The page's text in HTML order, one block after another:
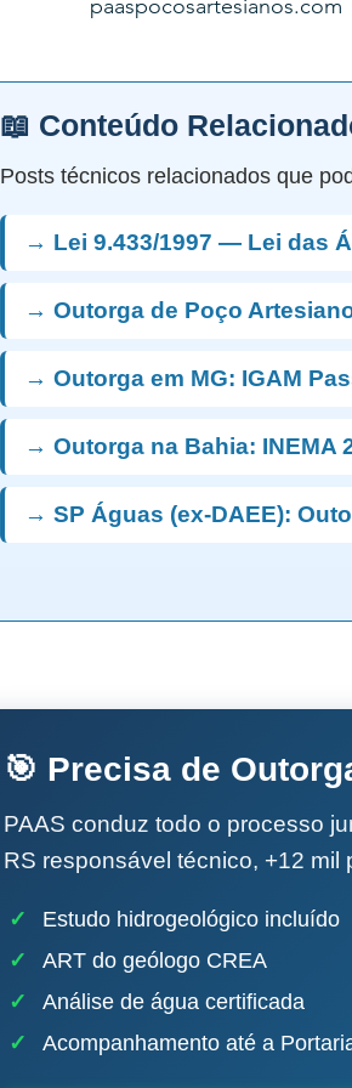
paaspocosartesianos.com
📖 Conteúdo
Posts técnicos relacionados que
→ Lei 9.433/1997 — Lei das
→ Outorga de Poço
→ Outorga em MG: IGAM
→ Outorga na Bahia: INEMA
→ SP Águas (ex-DAEE):
🎯 Precisa de
PAAS conduz todo o processo
RS responsável técnico, +12 mil
✓
Estudo hidrogeológico incluído
✓
ART do geólogo CREA
✓
Análise de água certificada
✓
Acompanhamento até a